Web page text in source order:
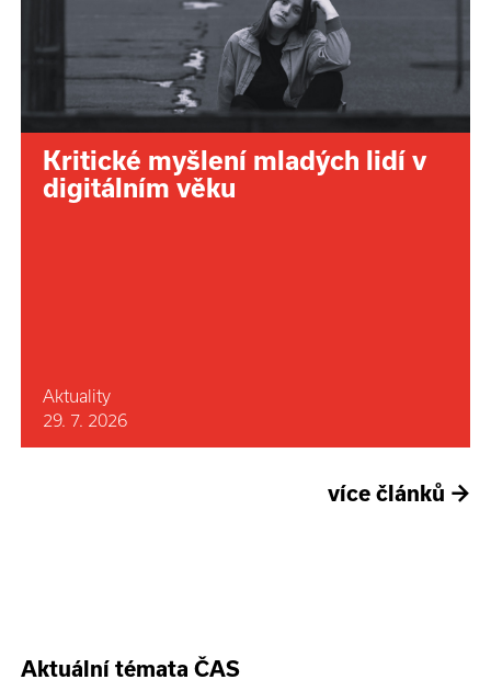
Kritické myšlení mladých lidí v
digitálním věku
Aktuality
29. 7. 2026
více článků →
Aktuální témata ČAS